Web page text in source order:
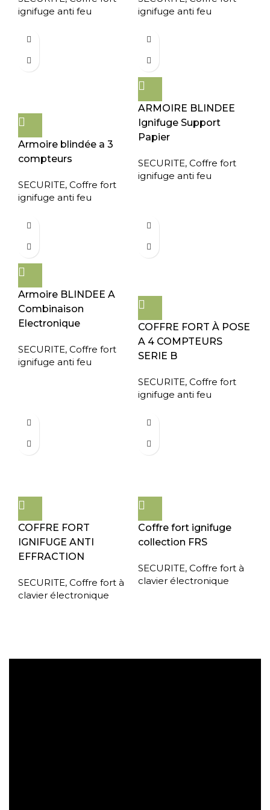
ignifuge anti feu
ignifuge anti feu
Armoire blindée a 3
compteurs
SECURITE, Coffre fort
ignifuge anti feu
ARMOIRE BLINDEE
Ignifuge Support
Papier
SECURITE, Coffre fort
ignifuge anti feu
Armoire BLINDEE A
Combinaison
Electronique
SECURITE, Coffre fort
ignifuge anti feu
COFFRE FORT À POSE
A 4 COMPTEURS
SERIE B
SECURITE, Coffre fort
ignifuge anti feu
COFFRE FORT
IGNIFUGE ANTI
EFFRACTION
SECURITE, Coffre fort à
clavier électronique
Coffre fort ignifuge
collection FRS
SECURITE, Coffre fort à
clavier électronique